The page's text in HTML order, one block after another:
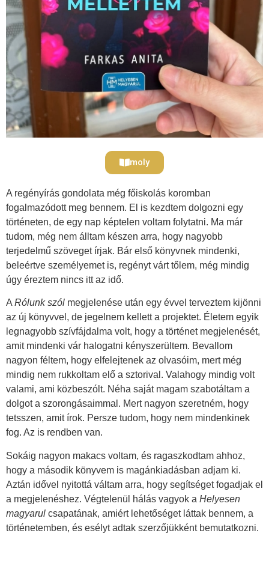
moly
A regényírás gondolata még főiskolás koromban
fogalmazódott meg bennem. El is kezdtem dolgozni egy
történeten, de egy nap képtelen voltam folytatni. Ma már
tudom, még nem álltam készen arra, hogy nagyobb
terjedelmű szöveget írjak. Bár első könyvnek mindenki,
beleértve személyemet is, regényt várt tőlem, még mindig
úgy éreztem nincs itt az idő.
A Rólunk szól megjelenése után egy évvel terveztem kijönni
az új könyvvel, de jegelnem kellett a projektet. Életem egyik
legnagyobb szívfájdalma volt, hogy a történet megjelenését,
amit mindenki vár halogatni kényszerültem. Bevallom
nagyon féltem, hogy elfelejtenek az olvasóim, mert még
mindig nem rukkoltam elő a sztorival. Valahogy mindig volt
valami, ami közbeszólt. Néha saját magam szabotáltam a
dolgot a szorongásaimmal. Mert nagyon szeretném, hogy
tetsszen, amit írok. Persze tudom, hogy nem mindenkinek
fog. Az is rendben van.
Sokáig nagyon makacs voltam, és ragaszkodtam ahhoz,
hogy a második könyvem is magánkiadásban adjam ki.
Aztán idővel nyitottá váltam arra, hogy segítséget fogadjak el
a megjelenéshez. Végtelenül hálás vagyok a Helyesen
magyarul csapatának, amiért lehetőséget láttak bennem, a
történetemben, és esélyt adtak szerzőjükként bemutatkozni.